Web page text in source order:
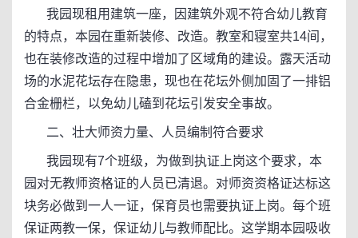
我园现租用建筑一座，因建筑外观不符合幼儿教育
的特点，本园在重新装修、改造。教室和寝室共14间，
也在装修改造的过程中增加了区域角的建设。露天活动
场的水泥花坛存在隐患，现也在花坛外侧加固了一排铝
合金栅栏，以免幼儿磕到花坛引发安全事故。
二、壮大师资力量、人员编制符合要求
我园现有7个班级，为做到执证上岗这个要求，本
园对无教师资格证的人员已清退。对师资资格证达标这
块务必做到一人一证，保育员也需要执证上岗。每个班
保证两教一保，保证幼儿与教师配比。这学期本园吸收